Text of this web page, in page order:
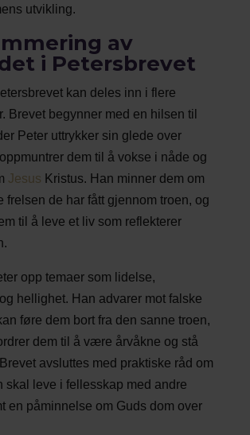
utvikling.
av
i Petersbrevet
kan deles inn i flere
Brevet begynner med en hilsen til
Peter uttrykker sin glede over
dem til å vokse i nåde og
Jesus Kristus. Han minner dem om
frelsen de har fått gjennom troen, og
til å leve et liv som reflekterer
opp temaer som lidelse,
hellighet. Han advarer mot falske
føre dem bort fra den sanne troen,
dem til å være årvåkne og stå
avsluttes med praktiske råd om
skal leve i fellesskap med andre
en påminnelse om Guds dom over